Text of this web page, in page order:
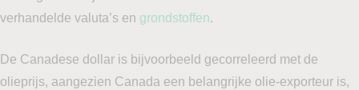
verhandelde valuta’s en grondstoffen.
De Canadese dollar is bijvoorbeeld gecorreleerd met de
olieprijs, aangezien Canada een belangrijke olie-exporteur is,